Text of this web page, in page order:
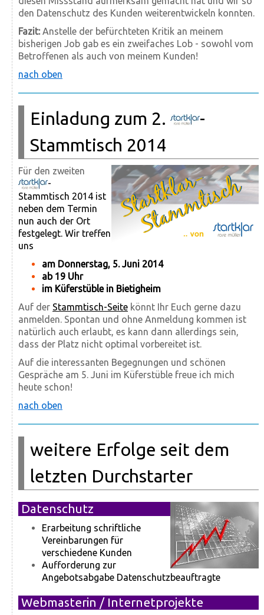
den Datenschutz des Kunden weiterentwickeln konnten.
Fazit:Anstelle der befürchteten Kritik an meinem
bisherigen Job gab es ein zweifaches Lob - sowohl vom
Betroffenen als auch von meinem Kunden!
nach oben
Einladung zum 2.
-
Stammtisch 2014
Für den zweiten
-
Stammtisch 2014 ist
neben dem Termin
nun auch der Ort
festgelegt. Wir treffen
uns
am Donnerstag, 5. Juni 2014
ab 19 Uhr
im Küferstüblein Bietigheim
Auf der Stammtisch-Seite könnt Ihr Euch gerne dazu
anmelden. Spontan und ohne Anmeldung kommen ist
natürlich auch erlaubt, es kann dann allerdings sein,
dass der Platz nicht optimal vorbereitet ist.
Auf die interessanten Begegnungen und schönen
Gespräche am 5. Juni im Küferstüble freue ich mich
heute schon!
nach oben
weitere Erfolge seit dem
letzten Durchstarter
Datenschutz
Erarbeitung schriftliche
Vereinbarungen für
verschiedene Kunden
Aufforderung zur
Angebotsabgabe Datenschutzbeauftragte
Webmasterin / Internetprojekte